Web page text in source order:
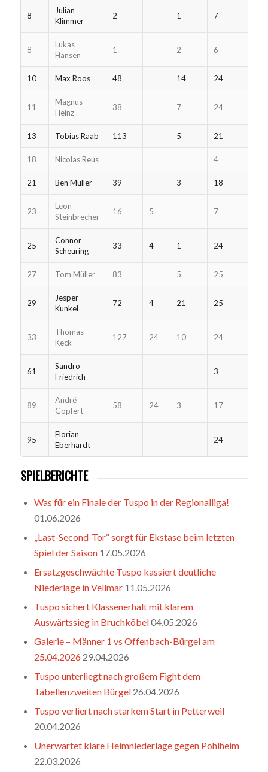
8
Julian
Klimmer
2 1 7
8
Lukas
Hansen
1 2 6
10 Max Roos 48 14 24
11
Magnus
Heinz
38 7 24
13 Tobias Raab 113 5 21
18 Nicolas Reus 4
21 Ben Müller 39 3 18
23
Leon
Steinbrecher
16 5 7
25
Connor
Scheuring
33 4 1 24
27 Tom Müller 83 5 25
29
Jesper
Kunkel
72 4 21 25
33
Thomas
Keck
127 24 10 24
61
Sandro
Friedrich
3
89
André
Göpfert
58 24 3 17
95
Florian
Eberhardt
24
SPIELBERICHTE
Was für ein Finale der Tuspo in der Regionalliga!
01.06.2026
„Last-Second-Tor“ sorgt für Ekstase beim letzten
Spiel der Saison 17.05.2026
Ersatzgeschwächte Tuspo kassiert deutliche
Niederlage in Vellmar 11.05.2026
Tuspo sichert Klassenerhalt mit klarem
Auswärtssieg in Bruchköbel04.05.2026
Galerie – Männer 1 vs Offenbach-Bürgel am
25.04.2026 29.04.2026
Tuspo unterliegt nach großem Fight dem
Tabellenzweiten Bürgel 26.04.2026
Tuspo verliert nach starkem Start in Petterweil
20.04.2026
Unerwartet klare Heimniederlage gegen Pohlheim
22.03.2026